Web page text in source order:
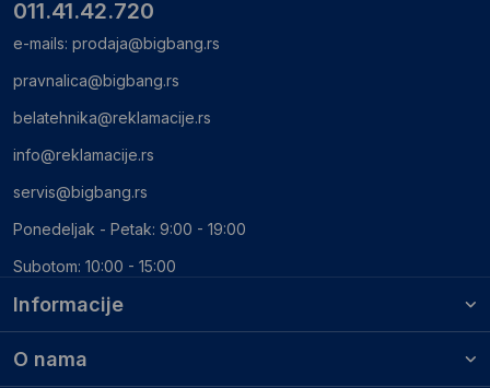
Informacije
O nama
011.41.42.720
e-mails: prodaja@bigbang.rs
pravnalica@bigbang.rs
belatehnika@reklamacije.rs
info@reklamacije.rs
servis@bigbang.rs
Ponedeljak - Petak: 9:00 - 19:00
Subotom: 10:00 - 15:00